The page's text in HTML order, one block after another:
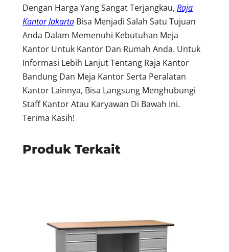
Dengan Harga Yang Sangat Terjangkau, Raja
Kantor Jakarta Bisa Menjadi Salah Satu Tujuan
Anda Dalam Memenuhi Kebutuhan Meja
Kantor Untuk Kantor Dan Rumah Anda. Untuk
Informasi Lebih Lanjut Tentang Raja Kantor
Bandung Dan Meja Kantor Serta Peralatan
Kantor Lainnya, Bisa Langsung Menghubungi
Staff Kantor Atau Karyawan Di Bawah Ini.
Terima Kasih!
Produk Terkait